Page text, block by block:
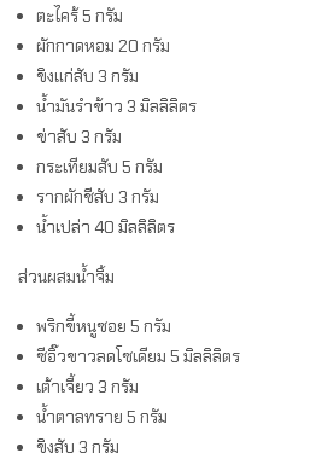
ตะไคร้ 5 กรัม
ผักกาดหอม 20 กรัม
ขิงแก่สับ 3 กรัม
น้ำมันรำข้าว 3 มิลลิลิตร
ข่าสับ 3 กรัม
กระเทียมสับ 5 กรัม
รากผักชีสับ 3 กรัม
น้ำเปล่า 40 มิลลิลิตร
ส่วนผสมน้ำจิ้ม
พริกขี้หนูซอย 5 กรัม
ซีอิ๊วขาวลดโซเดียม 5 มิลลิลิตร
เต้าเจี้ยว 3 กรัม
น้ำตาลทราย 5 กรัม
ขิงสับ 3 กรัม